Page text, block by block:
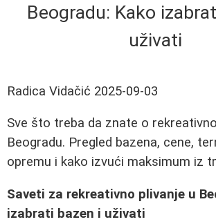
Beogradu: Kako
uživati
Radica Vidačić 2025-09-03
Sve što treba da znate o
Beogradu. Pregled bazena, cene,
opremu i kako izvući maksimum iz
Saveti za rekreativno plivanje u
izabrati bazen i uživati